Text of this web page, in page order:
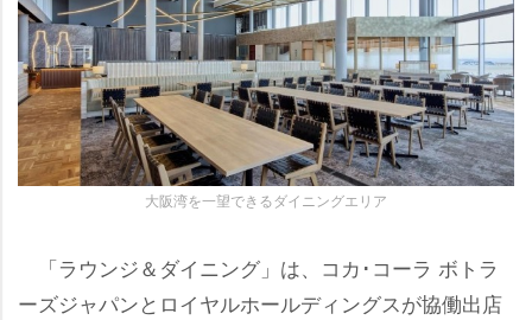
大阪湾を一望できるダイニングエリア
「ラウンジ＆ダイニング」は、コカ･コーラ ボトラ
ーズジャパンとロイヤルホールディングスが協働出店